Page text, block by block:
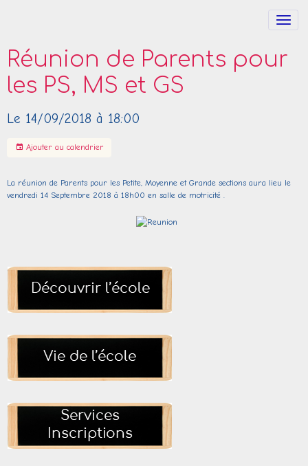
Réunion de Parents pour
les PS, MS et GS
Le 14/09/2018 à 18:00
Ajouter au calendrier
La réunion de Parents pour les Petite, Moyenne et Grande sections aura lieu le
vendredi 14 Septembre 2018 à 18h00 en salle de motricité .